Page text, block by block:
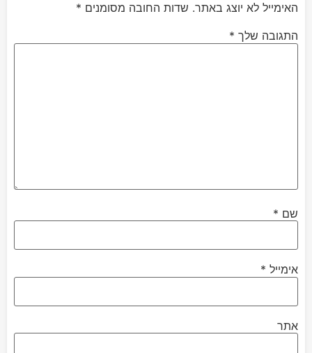
האימייל לא יוצג באתר. שדות החובה מסומנים *
התגובה שלך *
שם *
אימייל *
אתר